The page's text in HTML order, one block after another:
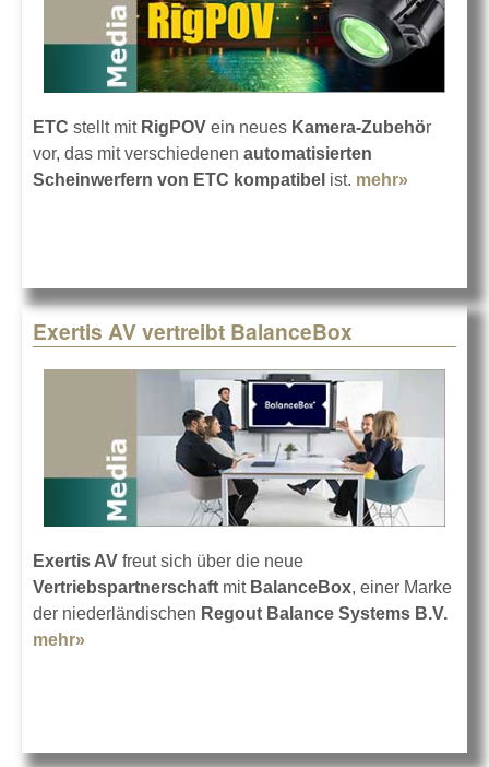
ETC stellt mit RigPOV ein neues Kamera-Zubehör
vor, das mit verschiedenen automatisierten
Scheinwerfern von ETC kompatibel ist. mehr»
mit ETC
RigPOV-
Exertis AV vertreibt BalanceBox
Exertis AV freut sich über die neue
Vertriebspartnerschaft mit BalanceBox, einer Marke
der niederländischen Regout Balance Systems B.V.
mehr»